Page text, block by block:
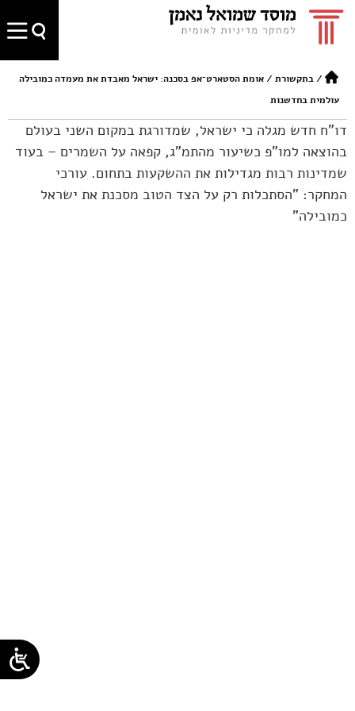
/בתקשורת /אומת הסטארט־אפ בסכנה: ישראל מאבדת את מעמדה כמובילה
עולמית בחדשנות
דו"ח חדש מגלה כי ישראל, שמדורגת במקום השני בעולם
בהוצאה למו"פ כשיעור מהתמ"ג, קפאה על השמרים – בעוד
שמדינות רבות מגדילות את ההשקעות בתחום. עורכי
המחקר: "הסתכלות רק על הצד הטוב מסכנת את ישראל
כמובילה"